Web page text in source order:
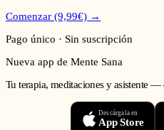
Comenzar (9,99€) →
Pago único · Sin suscripción
Nueva app de Mente Sana
Tu terapia, meditaciones y asistente
Descárgala en
App Store